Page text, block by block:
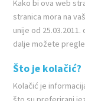
prikupljati
dobrovoljno
odgovarajuće
Internet
posjetili, te
Kako bi ova web
stranica mora na
unije od
dalje možete
Što je kolačić?
Kolačić je